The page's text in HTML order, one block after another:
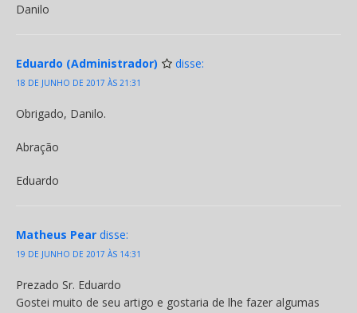
Danilo
Eduardo (Administrador) disse:
18 DE JUNHO DE 2017 ÀS 21:31
Obrigado, Danilo.
Abração
Eduardo
Matheus Pear disse:
19 DE JUNHO DE 2017 ÀS 14:31
Prezado Sr. Eduardo
Gostei muito de seu artigo e gostaria de lhe fazer algumas